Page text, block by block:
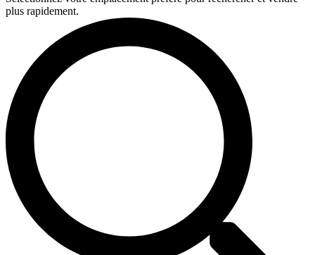
plus rapidement.